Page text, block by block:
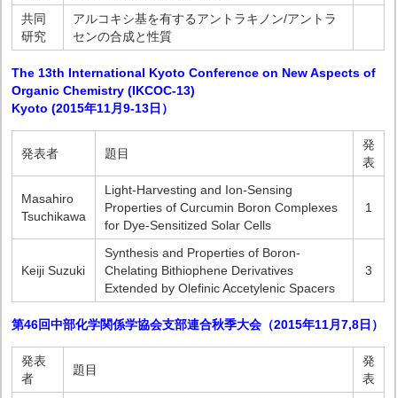
共同
研究
アルコキシ基を有するアントラキノン/アントラ
センの合成と性質
The 13th International Kyoto Conference on New Aspects of
Organic Chemistry (IKCOC-13)
Kyoto (2015年11月9-13日）
発表者 題目
発
表
Masahiro
Tsuchikawa
Light-Harvesting and Ion-Sensing
Properties of Curcumin Boron Complexes
for Dye-Sensitized Solar Cells
1
Keiji Suzuki
Synthesis and Properties of Boron-
Chelating Bithiophene Derivatives
Extended by Olefinic Accetylenic Spacers
3
第46回中部化学関係学協会支部連合秋季大会（2015年11月7,8日）
発表
者
題目
発
表